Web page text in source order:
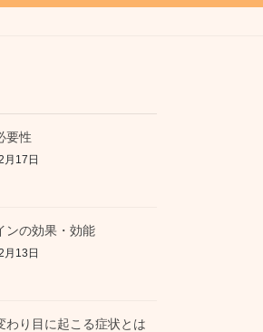
要性
月17日
ンの効果・効能
月13日
わり目に起こる症状とは